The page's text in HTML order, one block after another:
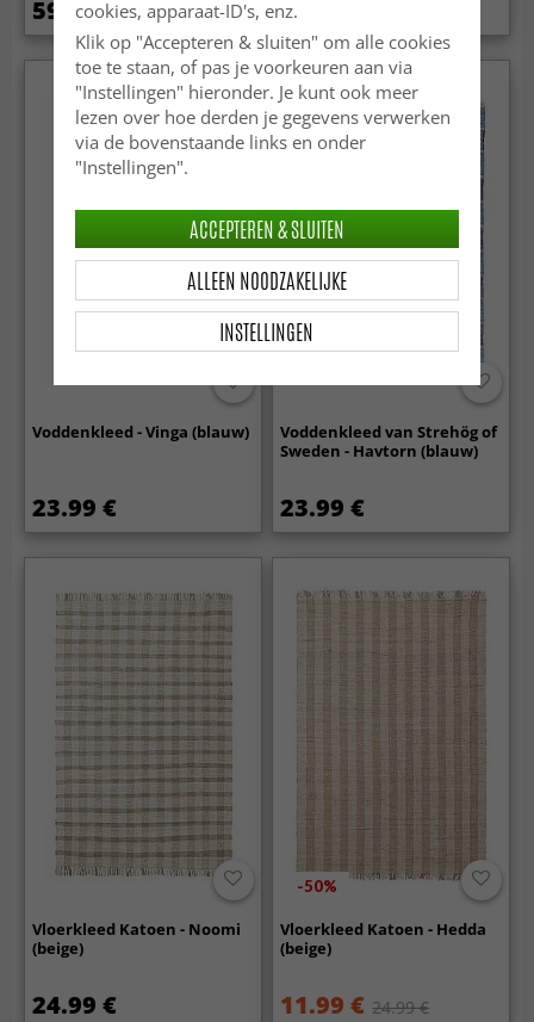
59.99 € 19.99 €
Voddenkleed - Vinga (blauw)
23.99 €
Voddenkleed van Strehög of
Sweden - Havtorn (blauw)
23.99 €
Vloerkleed Katoen - Noomi
(beige)
24.99 €
-50%
Vloerkleed Katoen - Hedda
(beige)
11.99 € 24.99 €
cookies, apparaat-ID's, enz.
Klik op "Accepteren & sluiten" om alle cookies
toe te staan, of pas je voorkeuren aan via
"Instellingen" hieronder. Je kunt ook meer
lezen over hoe derden je gegevens verwerken
via de bovenstaande links en onder
"Instellingen".
INSTELLINGEN
ALLEEN NOODZAKELIJKE
ACCEPTEREN & SLUITEN